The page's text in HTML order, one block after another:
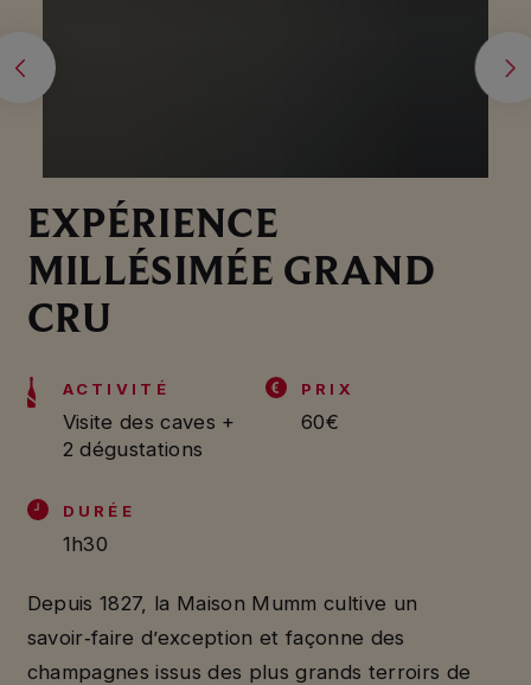
EXPÉRIENCE
MILLÉSIMÉE GRAND
CRU
ACTIVITÉ
Visite des caves +
2 dégustations
PRIX
60€
DURÉE
1h30
Depuis 1827, la Maison Mumm cultive un
savoir‑faire d’exception et façonne des
champagnes issus des plus grands terroirs de